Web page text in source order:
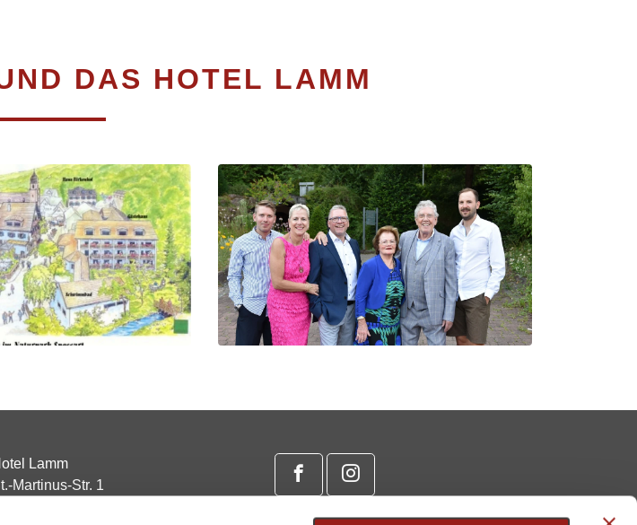
DAS HOTEL LAMM
Lamm
Martinus-Str. 1